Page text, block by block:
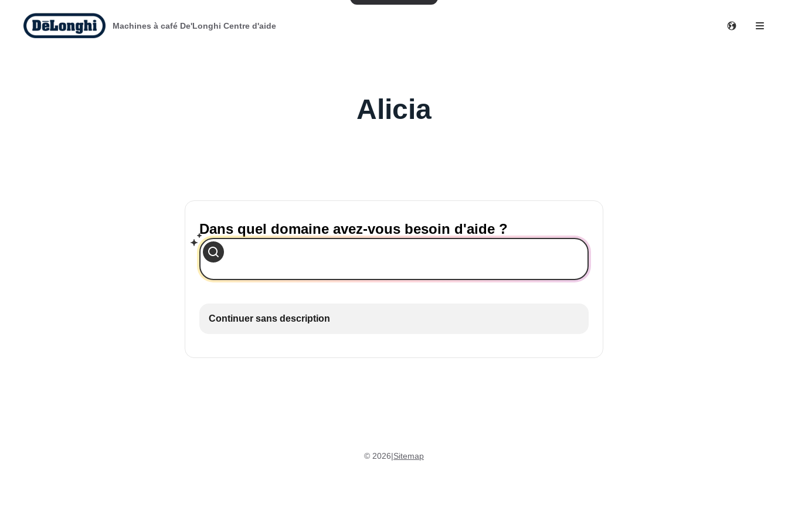
Machines à café De'Longhi Centre d'aide
Alicia
Dans quel domaine avez-vous besoin d'aide ?
Continuer sans description
© 2026|Sitemap